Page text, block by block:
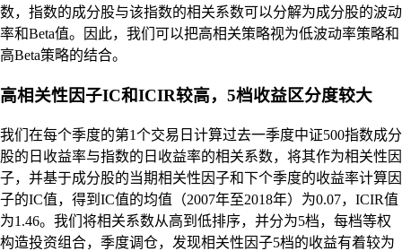
数，指数的成分股与该指数的相关系数可以分解为成分股的波动
率和Beta值。因此，我们可以把高相关策略视为低波动率策略和
高Beta策略的结合。
高相关性因子IC和ICIR较高，5档收益区分度较大
我们在每个季度的第1个交易日计算过去一季度中证500指数成分
股的日收益率与指数的日收益率的相关系数，将其作为相关性因
子，并基于成分股的当期相关性因子和下个季度的收益率计算因
子的IC值，得到IC值的均值（2007年至2018年）为0.07，ICIR值
为1.46。我们将相关系数从高到低排序，并分为5档，每档等权
构造投资组合，季度调仓，发现相关性因子5档的收益有着较为